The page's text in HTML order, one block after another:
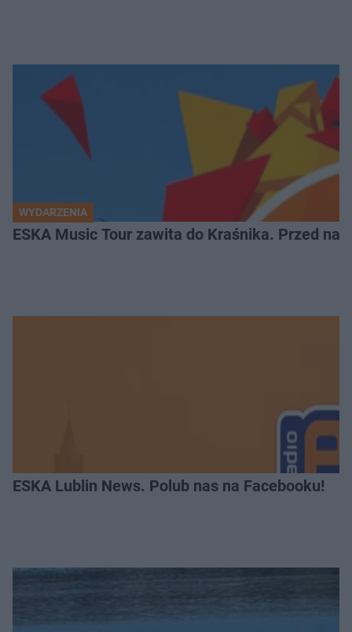
WYDARZENIA
ESKA Music Tour zawita do Kraśnika. Przed
ESKA Lublin News. Polub nas na Facebooku!